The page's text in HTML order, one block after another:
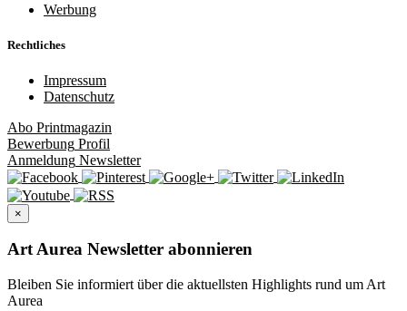
Werbung
Rechtliches
Impressum
Datenschutz
Abo Printmagazin
Bewerbung Profil
Anmeldung Newsletter
×
Art Aurea Newsletter abonnieren
Bleiben Sie informiert über die aktuellsten Highlights rund um Art
Aurea